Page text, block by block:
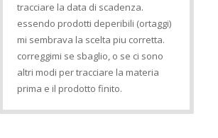
tracciare la data di scadenza.
essendo prodotti deperibili (ortaggi)
mi sembrava la scelta piu corretta.
correggimi se sbaglio, o se ci sono
altri modi per tracciare la materia
prima e il prodotto finito.